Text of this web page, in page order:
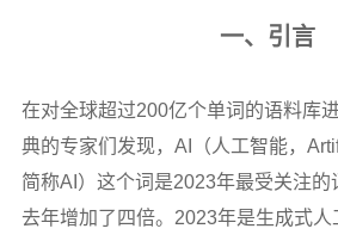
一、引言
在对全球超过200亿个单词的语料库
典的专家们发现，AI（人工智能，
简称AI）这个词是2023年最受关注
去年增加了四倍。2023年是生成式